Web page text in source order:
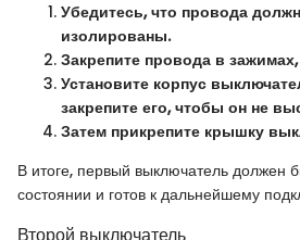
Убедитесь, что провода
изолированы.
Закрепите провода в
Установите корпус
закрепите его, чтобы он не
Затем прикрепите крышку
В итоге, первый выключатель должен
состоянии и готов к дальнейшему